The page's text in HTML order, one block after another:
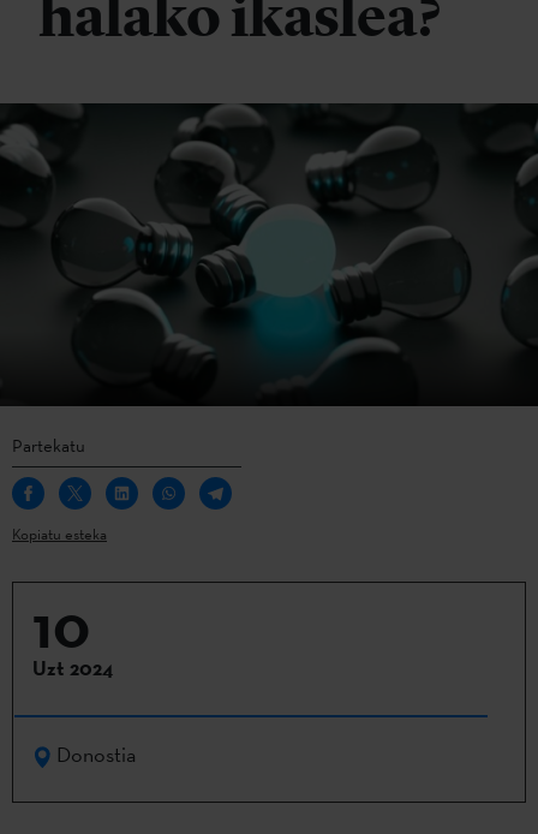
halako ikaslea?
Partekatu
Kopiatu esteka
10
Uzt 2024
Donostia